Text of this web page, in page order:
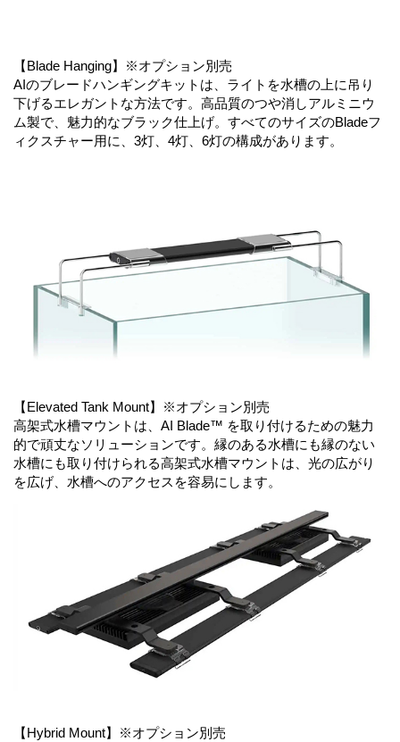
【Blade Hanging】※オプション別売
AIのブレードハンギングキットは、ライトを水槽の上に吊り
下げるエレガントな方法です。高品質のつや消しアルミニウ
ム製で、魅力的なブラック仕上げ。すべてのサイズのBladeフ
ィクスチャー用に、3灯、4灯、6灯の構成があります。
【Elevated Tank Mount】※オプション別売
高架式水槽マウントは、AI Blade™ を取り付けるための魅力
的で頑丈なソリューションです。縁のある水槽にも縁のない
水槽にも取り付けられる高架式水槽マウントは、光の広がり
を広げ、水槽へのアクセスを容易にします。
【Hybrid Mount】※オプション別売